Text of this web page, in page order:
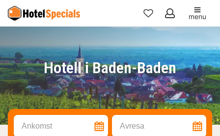
Mina
menu
Hotell i Baden-Baden
Ankomst Avresa